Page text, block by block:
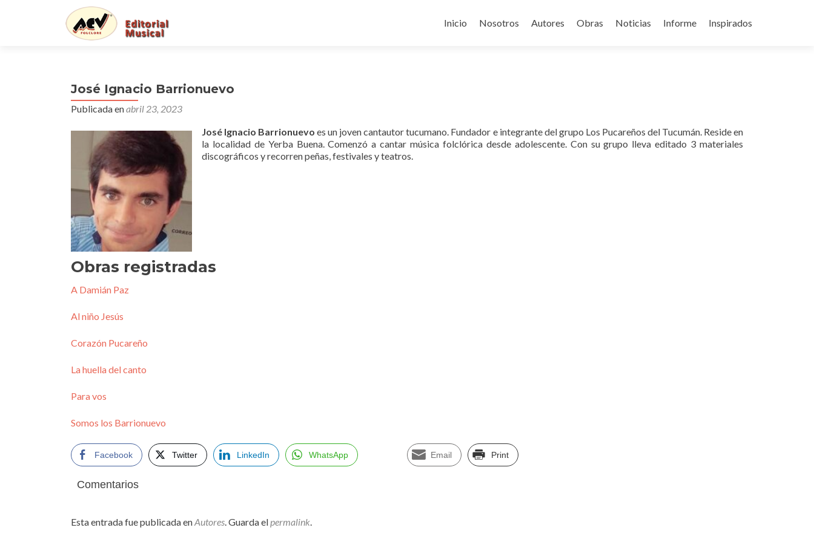
al
Inicio Nosotros Autores Obras Noticias Informe Inspirados
José Ignacio Barrionuevo
Publicada enabril 23, 2023
José Ignacio Barrionuevo es un joven cantautor tucumano. Fundador e integrante del grupo Los Pucareños del Tucumán. Reside en
la localidad de Yerba Buena. Comenzó a cantar música folclórica desde adolescente. Con su grupo lleva editado 3 materiales
discográficos y recorren peñas, festivales y teatros.
Obras registradas
A Damián Paz
Al niño Jesús
Corazón Pucareño
La huella del canto
Para vos
Somos los Barrionuevo
Facebook Twitter LinkedIn WhatsApp Email Print
Comentarios
Esta entrada fue publicada enAutores. Guarda elpermalink.